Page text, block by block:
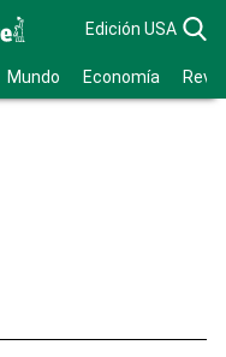
Edición USA
Mundo Economía